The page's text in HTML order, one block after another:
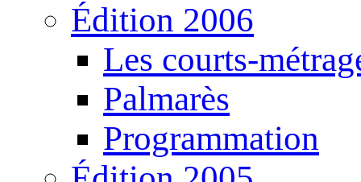
Édition 2006
Les courts-
Palmarès
Programmation